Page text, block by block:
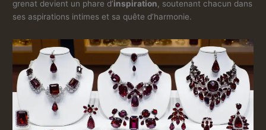
grenat devient un phare d’inspiration , soutenant chacun dans
ses aspirations intimes et sa quête d’harmonie.